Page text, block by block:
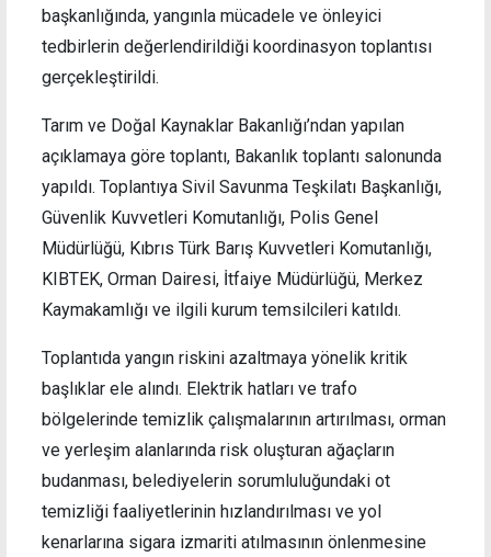
başkanlığında, yangınla mücadele ve önleyici
tedbirlerin değerlendirildiği koordinasyon toplantısı
gerçekleştirildi.
Tarım ve Doğal Kaynaklar Bakanlığı’ndan yapılan
açıklamaya göre toplantı, Bakanlık toplantı salonunda
yapıldı. Toplantıya Sivil Savunma Teşkilatı Başkanlığı,
Güvenlik Kuvvetleri Komutanlığı, Polis Genel
Müdürlüğü, Kıbrıs Türk Barış Kuvvetleri Komutanlığı,
KIBTEK, Orman Dairesi, İtfaiye Müdürlüğü, Merkez
Kaymakamlığı ve ilgili kurum temsilcileri katıldı.
Toplantıda yangın riskini azaltmaya yönelik kritik
başlıklar ele alındı. Elektrik hatları ve trafo
bölgelerinde temizlik çalışmalarının artırılması, orman
ve yerleşim alanlarında risk oluşturan ağaçların
budanması, belediyelerin sorumluluğundaki ot
temizliği faaliyetlerinin hızlandırılması ve yol
kenarlarına sigara izmariti atılmasının önlenmesine